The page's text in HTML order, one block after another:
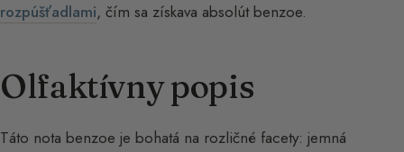
rozpúšťadlami, čím sa získava absolút benzoe.
Olfaktívny popis
Táto nota benzoe je bohatá na rozličné facety: jemná